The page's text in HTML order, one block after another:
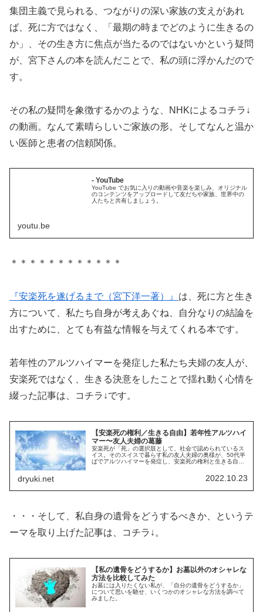
集団主義で見られる、つながりの深い家族の支えがあれ
ば、死に方ではなく、「最期の時までどのように生きるの
か」、その生き方に焦点が当たるのではないかという疑問
が、宮下さんの本を読んだことで、私の頭に浮かんだので
す。
その私の疑問を象徴するかのような、NHKによるコチラ↓
の動画。なんて素晴らしいご家族の形。そしてなんと温か
い医師と患者の信頼関係。
- YouTube
YouTube でお気に入りの動画や音楽を楽しみ、オリジナル
のコンテンツをアップロードして友だちや家族、世界中の
人たちと共有しましょう。
youtu.be
＊＊＊＊＊＊＊＊＊＊＊＊
『安楽死を遂げるまで（宮下洋一著）』 は、死に方と生き
方について、私たち自身が考えあぐね、自分なりの結論を
出すために、とても有益な情報を与えてくれる本です。
若年性のアルツハイマーを発症した私たち夫婦の友人が、
安楽死ではなく、生きる決意をしたことで揺れ動く心情を
綴った記事は、コチラ↓です。
【安楽死の権利／生きる自由】若年性アルツハイ
マー〜友人夫婦の葛藤
安楽死が「死」の選択肢として、社会で認められているス
イス。そのスイスで暮らす私の友人夫婦の奥様が、50代半
ばでアルツハイマーを発症し、安楽死の権利と生きる自由
dryuki.net 2022.10.23
・・・そして、私自身の遺骨をどうするべきか、というテ
ーマを取り上げた記事は、コチラ↓。
【私の遺骨をどうするか】お墓以外のオシャレな
方法を比較してみた
お墓には入りたくない私が、「自分の遺骨をどうするか」
について思いを馳せ、いくつかのオシャレな方法を調べて
みました。